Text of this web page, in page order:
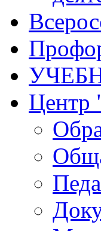
Центр